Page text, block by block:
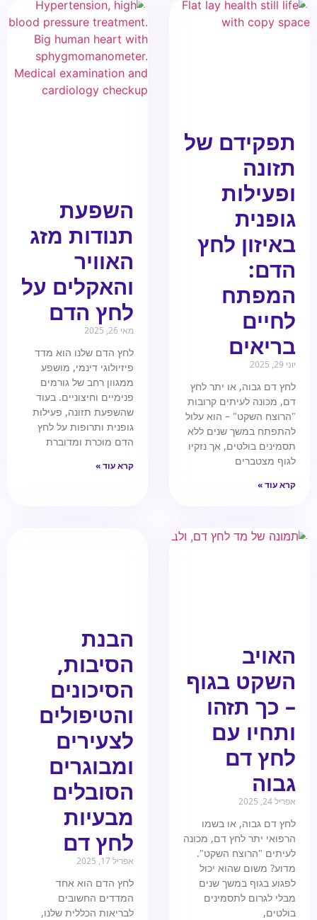
תפקידם של
תזונה
ופעילות
גופנית
באיזון לחץ
הדם:
המפתח
לחיים
בריאים
יוני 29, 2025
לחץ דם גבוה, או יתר לחץ
דם, מכונה לעיתים קרובות
"הרוצח השקט" – הוא עלול
להתפתח במשך שנים ללא
תסמינים בולטים, אך נזקיו
לגוף מצטברים
קרא עוד »
השפעת
תנודות מזג
האוויר
והאקלים על
לחץ הדם
מאי 26, 2025
לחץ הדם שלנו הוא מדד
פיזיולוגי דינמי, מושפע
ממגוון רחב של גורמים
פנימיים וחיצוניים. בעוד
שהשפעת תזונה, פעילות
גופנית ותרופות על לחץ
הדם מוכרת ומדוברת
קרא עוד »
האויב
השקט בגוף
– כך תזהו
ותחיו עם
לחץ דם
גבוה
אפריל 24, 2025
לחץ דם גבוה, או בשמו
הרפואי יתר לחץ דם, מכונה
לעיתים "הרוצח השקט".
מדוע? משום שהוא יכול
לפגוע בגוף במשך שנים
מבלי לגרום לתסמינים
בולטים,
הבנת
הסיבות,
הסיכונים
והטיפולים
לצעירים
ומבוגרים
הסובלים
מבעיות
לחץ דם
אפריל 17, 2025
לחץ הדם הוא אחד
המדדים החשובים
לבריאות הכללית שלנו,